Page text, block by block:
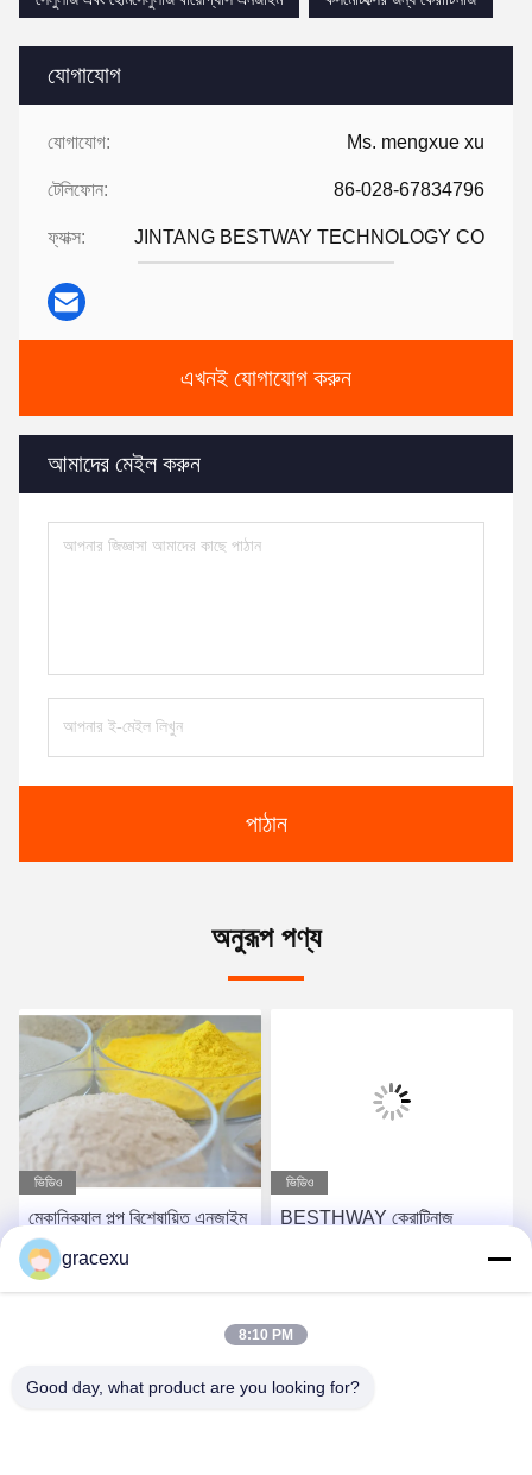
যোগাযোগ
যোগাযোগ: Ms. mengxue xu
টেলিফোন: 86-028-67834796
ফ্যাক্স: JINTANG BESTWAY TECHNOLOGY CO
এখনই যোগাযোগ করুন
আমাদের মেইল করুন
পাঠান
অনুরূপ পণ্য
ভিডিও
মেকানিক্যাল পল্প বিশেষায়িত এনজাইম
পাউডার এবং তরল ISO9001
ভিডিও
BESTHWAY কেরাটিনাজ
gracexu
8:10 PM
Good day, what product are you looking for?